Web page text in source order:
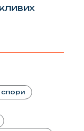
спори